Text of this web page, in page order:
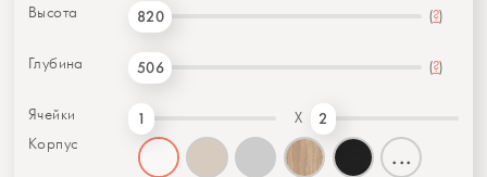
Высота 820 (?)
Глубина 506 (?)
Ячейки 1 X 2
Корпус ...